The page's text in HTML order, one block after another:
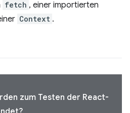
fetch , einer importierten
Context .
zum Testen der React-